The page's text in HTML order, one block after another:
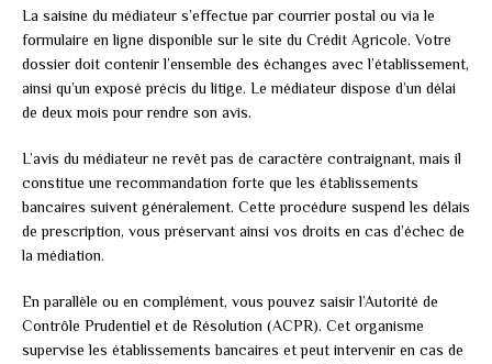
La saisine du médiateur s’effectue par courrier postal ou via le
formulaire en ligne disponible sur le site du Crédit Agricole. Votre
dossier doit contenir l’ensemble des échanges avec l’établissement,
ainsi qu’un exposé précis du litige. Le médiateur dispose d’un délai
de deux mois pour rendre son avis.
L’avis du médiateur ne revêt pas de caractère contraignant, mais il
constitue une recommandation forte que les établissements
bancaires suivent généralement. Cette procédure suspend les délais
de prescription, vous préservant ainsi vos droits en cas d’échec de
la médiation.
En parallèle ou en complément, vous pouvez saisir l’Autorité de
Contrôle Prudentiel et de Résolution (ACPR). Cet organisme
supervise les établissements bancaires et peut intervenir en cas de